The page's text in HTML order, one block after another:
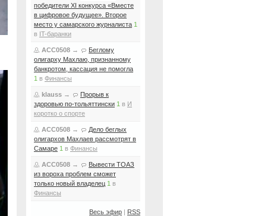
победители XI конкурса «Вместе
в цифровое будущее». Второе
место у самарского журналиста 1
в IT-баранки
ACC0508 →
Беглому
олигарху Махлаю, признанному
банкротом, кассация не помогла
1 в Финансы
klauss →
Прорыв к
здоровью по-тольяттински 1 в И
коротко о спорте
ACC0508 →
Дело беглых
олигархов Махлаев рассмотрят в
Самаре 1 в Финансы
ACC0508 →
Вывести ТОАЗ
из вороха проблем сможет
только новый владелец 1 в
Финансы
Весь эфир | RSS